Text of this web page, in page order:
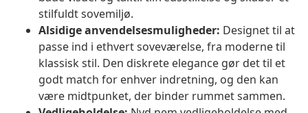
stilfuldt sovemiljø.
Alsidige anvendelsesmuligheder: Designet til at
passe ind i ethvert soveværelse, fra moderne til
klassisk stil. Den diskrete elegance gør det til et
godt match for enhver indretning, og den kan
være midtpunket, der binder rummet sammen.